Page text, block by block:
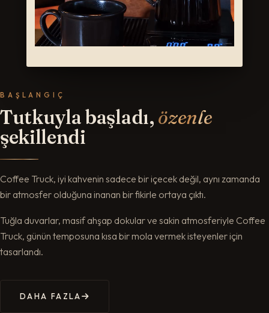
BAŞLANGIÇ
Tutkuyla başladı, özenle
şekillendi
Coffee Truck, iyi kahvenin sadece bir içecek değil, aynı zamanda
bir atmosfer olduğuna inanan bir fikirle ortaya çıktı.
Tuğla duvarlar, masif ahşap dokular ve sakin atmosferiyle Coffee
Truck, günün temposuna kısa bir mola vermek isteyenler için
tasarlandı.
DAHA FAZLA